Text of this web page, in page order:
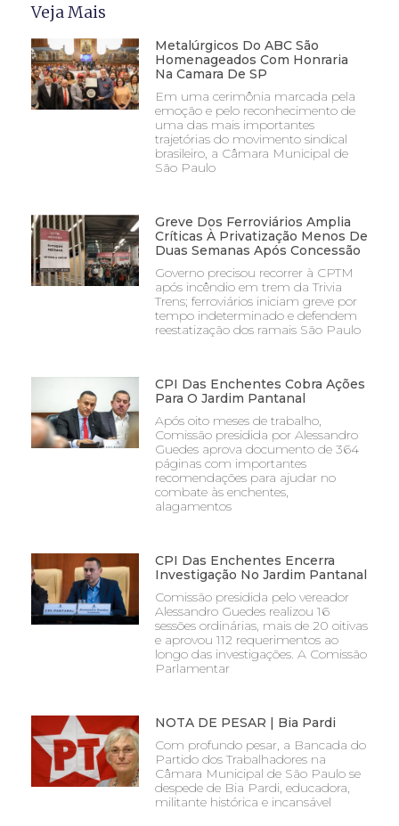
Veja Mais
Metalúrgicos Do ABC São
Homenageados Com Honraria
Na Camara De SP
Em uma cerimônia marcada pela
emoção e pelo reconhecimento de
uma das mais importantes
trajetórias do movimento sindical
brasileiro, a Câmara Municipal de
São Paulo
Greve Dos Ferroviários Amplia
Críticas À Privatização Menos De
Duas Semanas Após Concessão
Governo precisou recorrer à CPTM
após incêndio em trem da Trivia
Trens; ferroviários iniciam greve por
tempo indeterminado e defendem
reestatização dos ramais São Paulo
CPI Das Enchentes Cobra Ações
Para O Jardim Pantanal
Após oito meses de trabalho,
Comissão presidida por Alessandro
Guedes aprova documento de 364
páginas com importantes
recomendações para ajudar no
combate às enchentes,
alagamentos
CPI Das Enchentes Encerra
Investigação No Jardim Pantanal
Comissão presidida pelo vereador
Alessandro Guedes realizou 16
sessões ordinárias, mais de 20 oitivas
e aprovou 112 requerimentos ao
longo das investigações. A Comissão
Parlamentar
NOTA DE PESAR | Bia Pardi
Com profundo pesar, a Bancada do
Partido dos Trabalhadores na
Câmara Municipal de São Paulo se
despede de Bia Pardi, educadora,
militante histórica e incansável